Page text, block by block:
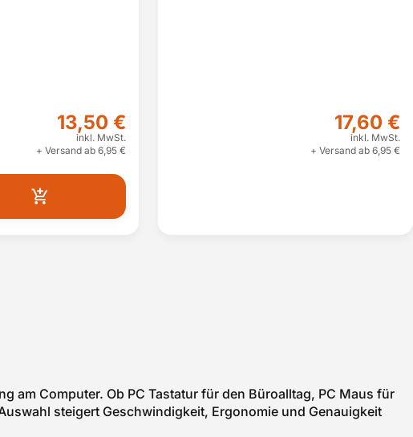
13,50 €
inkl. MwSt.
+ Versand ab 6,95 €
17,60 €
inkl. MwSt.
+ Versand ab 6,95 €
am Computer. Ob PC Tastatur für den Büroalltag, PC Maus für
steigert Geschwindigkeit, Ergonomie und Genauigkeit